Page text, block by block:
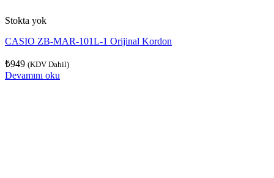
Stokta yok
CASIO ZB-MAR-101L-1 Orijinal Kordon
₺949 (KDV Dahil)
Devamını oku